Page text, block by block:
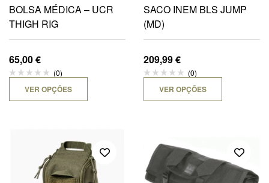
BOLSA MÉDICA – UCR
THIGH RIG
65,00€
(0)
VER OPÇÕES
SACO INEM BLS JUMP
(MD)
209,99€
(0)
VER OPÇÕES